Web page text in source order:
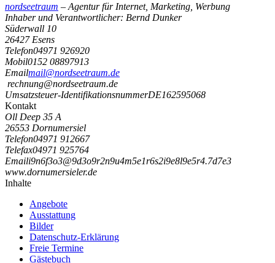
nordseetraum – Agentur für Internet, Marketing, Werbung
Inhaber und Verantwortlicher: Bernd Dunker
Süderwall 10
26427 Esens
Telefon04971 926920
Mobil0152 08897913
Emailmail@nordseetraum.de
rechnung@nordseetraum.de
Umsatzsteuer-IdentifikationsnummerDE162595068
Kontakt
Oll Deep 35 A
26553 Dornumersiel
Telefon04971 912667
Telefax04971 925764
Emaili9n6f3o3@9d3o9r2n9u4m5e1r6s2i9e8l9e5r4.7d7e3
www.dornumersieler.de
Inhalte
Angebote
Ausstattung
Bilder
Datenschutz-Erklärung
Freie Termine
Gästebuch